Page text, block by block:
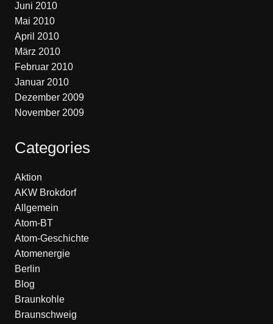
Juni 2010
Mai 2010
April 2010
März 2010
Februar 2010
Januar 2010
Dezember 2009
November 2009
Categories
Aktion
AKW Brokdorf
Allgemein
Atom-BT
Atom-Geschichte
Atomenergie
Berlin
Blog
Braunkohle
Braunschweig